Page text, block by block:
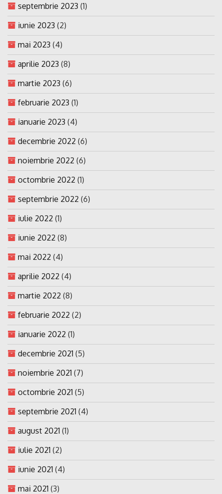
septembrie 2023 (1)
iunie 2023 (2)
mai 2023 (4)
aprilie 2023 (8)
martie 2023 (6)
februarie 2023 (1)
ianuarie 2023 (4)
decembrie 2022 (6)
noiembrie 2022 (6)
octombrie 2022 (1)
septembrie 2022 (6)
iulie 2022 (1)
iunie 2022 (8)
mai 2022 (4)
aprilie 2022 (4)
martie 2022 (8)
februarie 2022 (2)
ianuarie 2022 (1)
decembrie 2021 (5)
noiembrie 2021 (7)
octombrie 2021 (5)
septembrie 2021 (4)
august 2021 (1)
iulie 2021 (2)
iunie 2021 (4)
mai 2021 (3)